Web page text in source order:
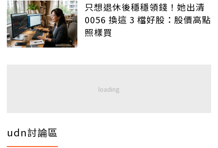
只想退休後穩穩領錢！她出清
0056 換這 3 檔好股：股價高點
照樣買
udn討論區